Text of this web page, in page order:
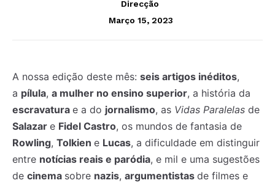
Direcção
Março 15, 2023
A nossa edição deste mês: seis artigos inéditos,
a pílula, a mulher no ensino superior, a história da
escravatura e a do jornalismo, as Vidas Paralelas de
Salazar e Fidel Castro, os mundos de fantasia de
Rowling, Tolkien e Lucas, a dificuldade em distinguir
entre notícias reais e paródia, e mil e uma sugestões
de cinema sobre nazis, argumentistas de filmes e